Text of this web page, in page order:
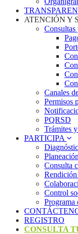
ATENCIÓN Y
Consultas
Canales
Permisos
PQRSD
Trámites
PARTICIPA
Consulta
Rendición
Control
Programa
REGISTRO
CONSULTA